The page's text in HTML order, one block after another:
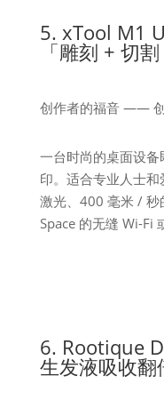
5. xTool M1
「雕刻 + 切
创作者的福音 —— 创
一台时尚的桌面设
印。适合专业人士
激光、400 毫米 / 秒
Space 的无缝 Wi-Fi
6. Rootique
生发液吸收翻